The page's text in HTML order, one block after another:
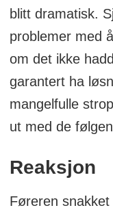
blitt dramatisk.
problemer med
om det ikke
garantert ha
mangelfulle
ut med de
Reaksjon
Føreren